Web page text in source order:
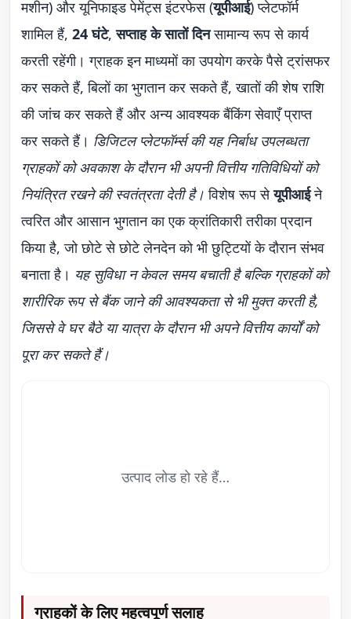
मशीन) और यूनिफाइड पेमेंट्स इंटरफेस (यूपीआई) प्लेटफॉर्म
शामिल हैं, 24 घंटे,सप्ताह के सातों दिनसामान्य रूप से कार्य
करती रहेंगी। ग्राहक इन माध्यमों का उपयोग करके पैसे ट्रांसफर
कर सकते हैं, बिलों का भुगतान कर सकते हैं, खातों की शेष राशि
की जांच कर सकते हैं और अन्य आवश्यक बैंकिंग सेवाएँ प्राप्त
कर सकते हैं। डिजिटल प्लेटफॉर्म्स की यह निर्बाध उपलब्धता
ग्राहकों को अवकाश के दौरान भी अपनी वित्तीय गतिविधियों को
नियंत्रित रखने की स्वतंत्रता देती है। विशेष रूप सेयूपीआईने
त्वरित और आसान भुगतान का एक क्रांतिकारी तरीका प्रदान
किया है, जो छोटे से छोटे लेनदेन को भी छुट्टियों के दौरान संभव
बनाता है। यह सुविधा न केवल समय बचाती है बल्कि ग्राहकों को
शारीरिक रूप से बैंक जाने की आवश्यकता से भी मुक्त करती है,
जिससे वे घर बैठे या यात्रा के दौरान भी अपने वित्तीय कार्यों को
पूरा कर सकते हैं।
उत्पाद लोड हो रहे हैं…
ग्राहकों के लिए महत्वपूर्ण सलाह